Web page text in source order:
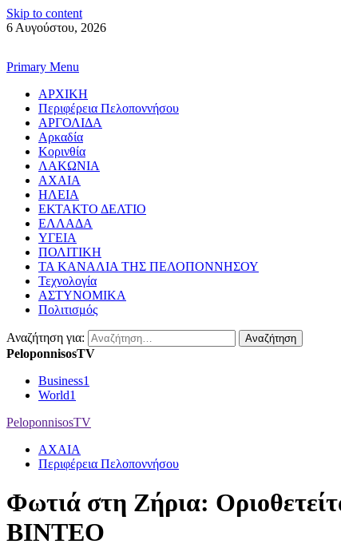
Skip to content
6 Αυγούστου, 2026
Primary Menu
ΑΡΧΙΚΗ
Περιφέρεια Πελοποννήσου
ΑΡΓΟΛΙΔΑ
Αρκαδία
Κορινθία
ΛΑΚΩΝΙΑ
ΑΧΑΙΑ
ΗΛΕΙΑ
ΕΚΤΑΚΤΟ ΔΕΛΤΙΟ
ΕΛΛΑΔΑ
ΥΓΕΙΑ
ΠΟΛΙΤΙΚΗ
ΤΑ ΚΑΝΑΛΙΑ ΤΗΣ ΠΕΛΟΠΟΝΝΗΣΟΥ
Τεχνολογία
ΑΣΤΥΝΟΜΙΚΑ
Πολιτισμός
Αναζήτηση για:
PeloponnisosTV
Business1
World1
PeloponnisosTV
ΑΧΑΙΑ
Περιφέρεια Πελοποννήσου
Φωτιά στη Ζήρια:
ΒΙΝΤΕΟ